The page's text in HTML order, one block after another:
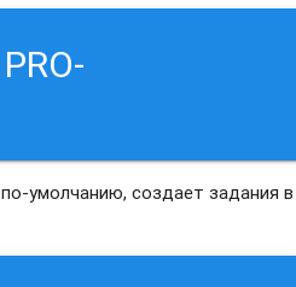
умолчанию, создает задания в